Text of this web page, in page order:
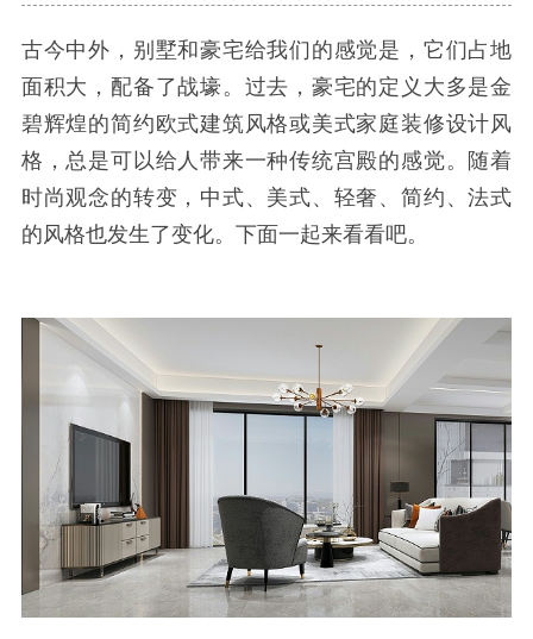
古今中外，别墅和豪宅给我们的感觉是，它们占地
面积大，配备了战壕。过去，豪宅的定义大多是金
碧辉煌的简约欧式建筑风格或美式家庭装修设计风
格，总是可以给人带来一种传统宫殿的感觉。随着
时尚观念的转变，中式、美式、轻奢、简约、法式
的风格也发生了变化。下面一起来看看吧。